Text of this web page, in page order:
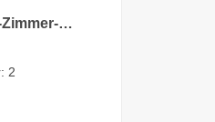
Verkauf
–
2